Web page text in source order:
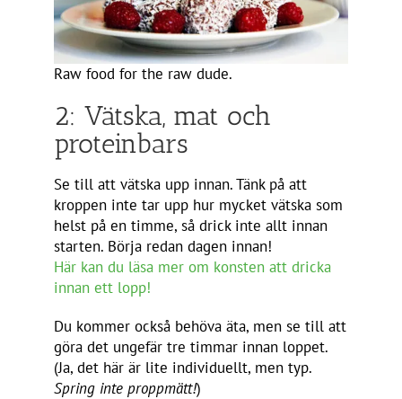
Raw food for the raw dude.
2: Vätska, mat och
proteinbars
Se till att vätska upp innan. Tänk på att
kroppen inte tar upp hur mycket vätska som
helst på en timme, så drick inte allt innan
starten. Börja redan dagen innan!
Här kan du läsa mer om konsten att dricka
innan ett lopp!
Du kommer också behöva äta, men se till att
göra det ungefär tre timmar innan loppet.
(Ja, det här är lite individuellt, men typ.
Spring inte proppmätt!)